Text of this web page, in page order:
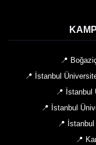
📍
📍 İstanbul
📍 İstanbul
📍 İstanbul
📍
📍